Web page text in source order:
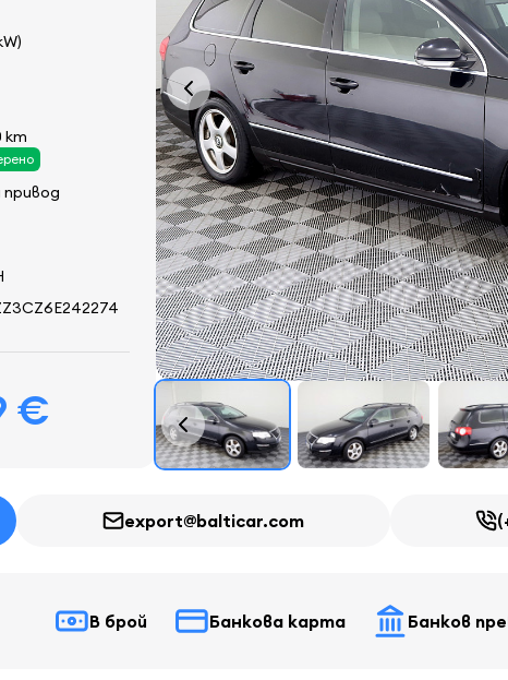
km
€
export@balticar.com
В брой Банкова карта Банков